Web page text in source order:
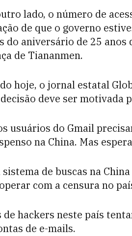
lado, o número de
de que o governo
do aniversário de 25 anos
de Tiananmen.
hoje, o jornal estatal
deve ser motivada
usuários do Gmail
na China. Mas
sistema de buscas na
com a censura no
de hackers neste país
de e-mails.